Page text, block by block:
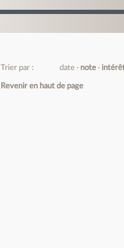
Trier par : date note
Revenir en haut de page